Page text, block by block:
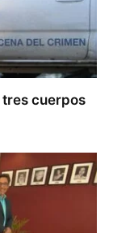
tres cuerpos